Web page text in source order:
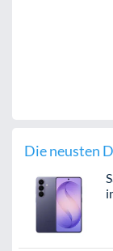
Die neusten